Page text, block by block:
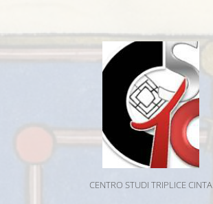
CENTRO STUDI TRIPLICE CINTA